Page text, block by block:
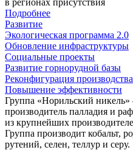
Подробнее
Развитие
Экологическая программа 2.0
Обновление инфраструктуры
Социальные проекты
Развитие горнорудной базы
Реконфигурация производства
Повышение эффективности
Группа «Норильский
производитель палладия и
из крупнейших
Группа производит кобальт,
рутений, селен, теллур и серу.